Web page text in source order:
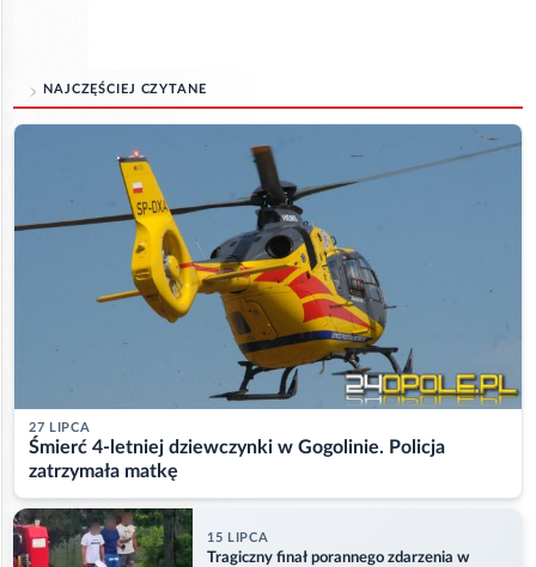
NAJCZĘŚCIEJ CZYTANE
27 LIPCA
Śmierć 4-letniej dziewczynki w Gogolinie. Policja
zatrzymała matkę
15 LIPCA
Tragiczny finał porannego zdarzenia w